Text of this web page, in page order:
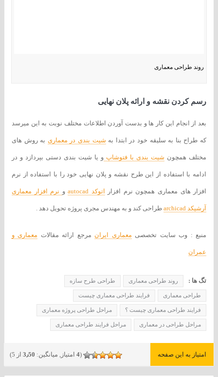
روند طراحی معماری
رسم کردن نقشه و ارائه پلان نهایی
بعد از انجام این کار ها و بدست آوردن اطلاعات مختلف نوبت به این میرسد
که طراح بنا به سلیقه خود در ابتدا به شیت بندی در معماری به روش های
مختلف همچون شیت بندی با فتوشاپ و یا شیت بندی دستی بپردازد و در
ادامه با استفاده از این طرح نقشه و پلان نهایی خود را با استفاده از نرم
افزار های معماری همچون نرم افزار اتوکد autocad و نرم افزار معماری
آرشیکد archicad طراحی کند و به مهندس مجری پروژه تحویل دهد .
منبع : وب سایت تخصصی معماری ایران مرجع ارائه مقالات معماری و
عمران
تگ ها : روند طراحی معماری طراحی طرح سازه
طراحی معماری فرایند طراحی معماری چیست
فرایند طراحی معماری چیست ؟ مراحل طراحی پروژه معماری
مراحل طراحی در معماری مراحل فرایند طراحی معماری
امتیاز به این صفحه (
4 امتیاز, میانگین: 3٫50 از 5)